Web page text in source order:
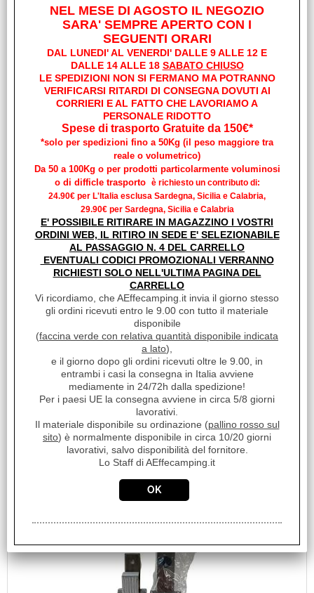
€ 48,02 Sconto 90%
BOCCOLA BASSA DIM.7.2 MM.
25695
Unità di misura:
BOCCOLA BASSA DIM.7.2 MM. Compatibile esclusivamente
con piani cottura DOMETIC CAN
Disponibilità:
Disponibile
€ 48,02 Sconto 88.7%
5,40
NEL MESE DI AGOSTO IL NEGOZIO
SARA' SEMPRE APERTO CON I
SEGUENTI ORARI
DAL LUNEDI' AL VENERDI' DALLE 9 ALLE 12 E
DALLE 14 ALLE 18 SABATO CHIUSO
LE SPEDIZIONI NON SI FERMANO MA POTRANNO
VERIFICARSI RITARDI DI CONSEGNA DOVUTI AI
CORRIERI E AL FATTO CHE LAVORIAMO A
PERSONALE RIDOTTO
Spese di trasporto Gratuite da 150€*
*solo per spedizioni fino a 50Kg (il peso maggiore tra
reale o volumetrico)
Da 50 a 100Kg o per prodotti particolarmente voluminosi
o di difficle trasporto è richiesto un contributo di:
24.90€ per L'Italia esclusa Sardegna, Sicilia e Calabria,
29.90€ per Sardegna, Sicilia e Calabria
E' POSSIBILE RITIRARE IN MAGAZZINO I VOSTRI
ORDINI WEB, IL RITIRO IN SEDE E' SELEZIONABILE
AL PASSAGGIO N. 4 DEL CARRELLO
EVENTUALI CODICI PROMOZIONALI VERRANNO
RICHIESTI SOLO NELL'ULTIMA PAGINA DEL
CARRELLO
Vi ricordiamo, che AEffecamping.it invia il giorno stesso
gli ordini ricevuti entro le 9.00 con tutto il materiale
disponibile
(faccina verde con relativa quantità disponibile indicata
a lato),
e il giorno dopo gli ordini ricevuti oltre le 9.00, in
entrambi i casi la consegna in Italia avviene
mediamente in 24/72h dalla spedizione!
Per i paesi UE la consegna avviene in circa 5/8 giorni
lavorativi.
Il materiale disponibile su ordinazione (pallino rosso sul
sito) è normalmente disponibile in circa 10/20 giorni
lavorativi, salvo disponibilità del fornitore.
Lo Staff di AEffecamping.it